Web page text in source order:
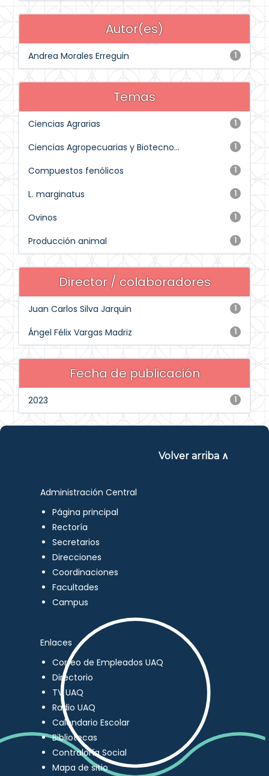
Autor(es)
1
Andrea Morales Erreguin
Temas
1
Ciencias Agrarias
1
Ciencias Agropecuarias y Biotecno...
1
Compuestos fenólicos
1
L. marginatus
1
Ovinos
1
Producción animal
Director / colaboradores
1
Juan Carlos Silva Jarquin
1
Ángel Félix Vargas Madriz
Fecha de publicación
1
2023
Volver arriba ∧
Administración Central
Página principal
Rectoría
Secretarios
Direcciones
Coordinaciones
Facultades
Campus
Enlaces
Correo de Empleados UAQ
Directorio
TV UAQ
Radio UAQ
Calendario Escolar
Bibliotecas
Contraloría Social
Mapa de sitio